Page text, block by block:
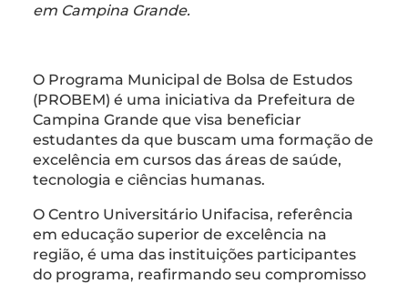
em Campina Grande.
O Programa Municipal de Bolsa de Estudos
(PROBEM) é uma iniciativa da Prefeitura de
Campina Grande que visa beneficiar
estudantes da que buscam uma formação de
excelência em cursos das áreas de saúde,
tecnologia e ciências humanas.
O Centro Universitário Unifacisa, referência
em educação superior de excelência na
região, é uma das instituições participantes
do programa, reafirmando seu compromisso